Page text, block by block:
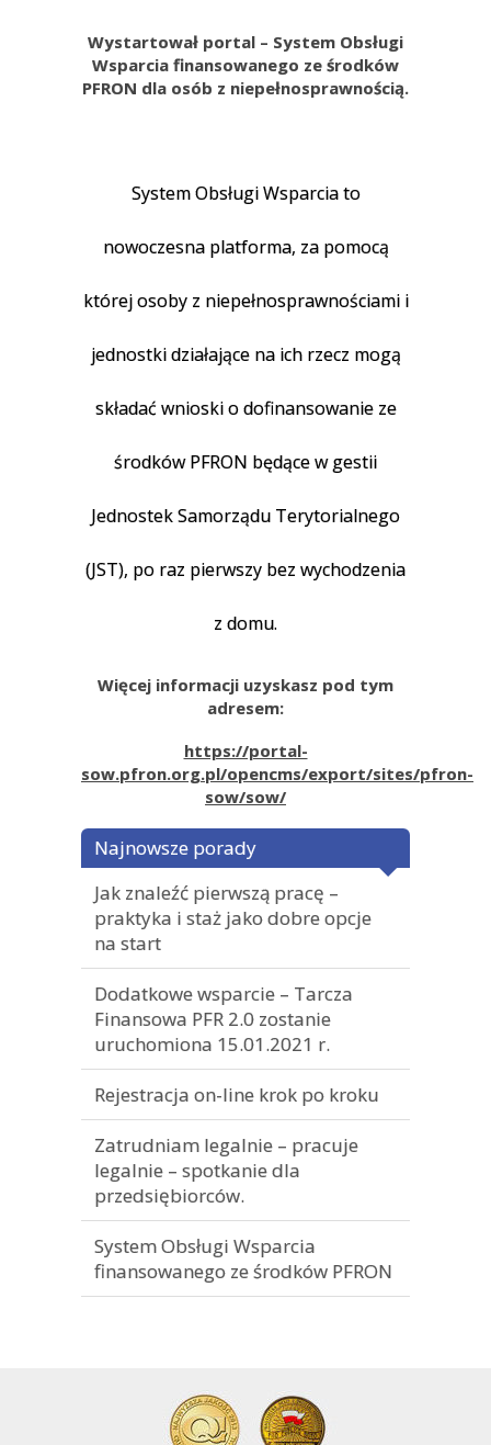
Wystartował portal – System Obsługi
Wsparcia finansowanego ze środków
PFRON dla osób z niepełnosprawnością.
System Obsługi Wsparcia to
nowoczesna platforma, za pomocą
której osoby z niepełnosprawnościami i
jednostki działające na ich rzecz mogą
składać wnioski o dofinansowanie ze
środków PFRON będące w gestii
Jednostek Samorządu Terytorialnego
(JST), po raz pierwszy bez wychodzenia
z domu.
Więcej informacji uzyskasz pod tym
adresem:
https://portal-
sow.pfron.org.pl/opencms/export/sites/pfron-
sow/sow/
Najnowsze porady
Jak znaleźć pierwszą pracę –
praktyka i staż jako dobre opcje
na start
Dodatkowe wsparcie – Tarcza
Finansowa PFR 2.0 zostanie
uruchomiona 15.01.2021 r.
Rejestracja on-line krok po kroku
Zatrudniam legalnie – pracuje
legalnie – spotkanie dla
przedsiębiorców.
System Obsługi Wsparcia
finansowanego ze środków PFRON